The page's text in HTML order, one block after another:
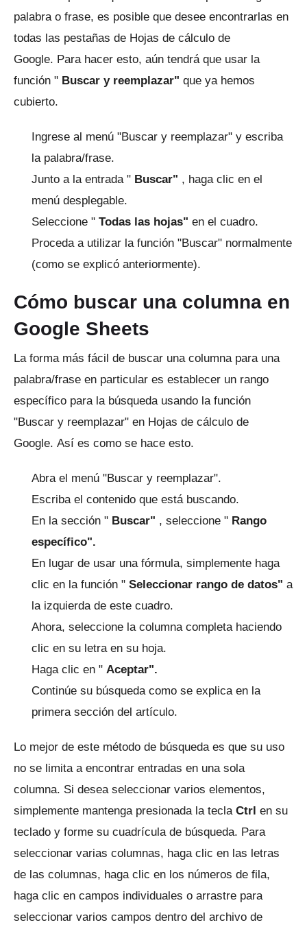
palabra o frase, es posible que desee encontrarlas en
todas las pestañas de Hojas de cálculo de
Google. Para hacer esto, aún tendrá que usar la
función " Buscar y reemplazar" que ya hemos
cubierto.
Ingrese al menú "Buscar y reemplazar" y escriba
la palabra/frase.
Junto a la entrada " Buscar" , haga clic en el
menú desplegable.
Seleccione " Todas las hojas" en el cuadro.
Proceda a utilizar la función "Buscar" normalmente
(como se explicó anteriormente).
Cómo buscar una columna en
Google Sheets
La forma más fácil de buscar una columna para una
palabra/frase en particular es establecer un rango
específico para la búsqueda usando la función
"Buscar y reemplazar" en Hojas de cálculo de
Google. Así es como se hace esto.
Abra el menú "Buscar y reemplazar".
Escriba el contenido que está buscando.
En la sección " Buscar" , seleccione " Rango
específico".
En lugar de usar una fórmula, simplemente haga
clic en la función " Seleccionar rango de datos" a
la izquierda de este cuadro.
Ahora, seleccione la columna completa haciendo
clic en su letra en su hoja.
Haga clic en " Aceptar".
Continúe su búsqueda como se explica en la
primera sección del artículo.
Lo mejor de este método de búsqueda es que su uso
no se limita a encontrar entradas en una sola
columna. Si desea seleccionar varios elementos,
simplemente mantenga presionada la tecla Ctrl en su
teclado y forme su cuadrícula de búsqueda. Para
seleccionar varias columnas, haga clic en las letras
de las columnas, haga clic en los números de fila,
haga clic en campos individuales o arrastre para
seleccionar varios campos dentro del archivo de